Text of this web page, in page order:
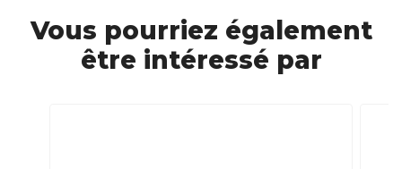
Vous pourriez également
être intéressé par